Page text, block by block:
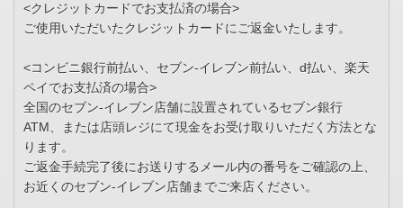
<クレジットカードでお支払済の場合>
ご使用いただいたクレジットカードにご返金いたします。
<コンビニ銀行前払い、セブン-イレブン前払い、d払い、楽天
ペイでお支払済の場合>
全国のセブン-イレブン店舗に設置されているセブン銀行
ATM、または店頭レジにて現金をお受け取りいただく方法とな
ります。
ご返金手続完了後にお送りするメール内の番号をご確認の上、
お近くのセブン-イレブン店舗までご来店ください。